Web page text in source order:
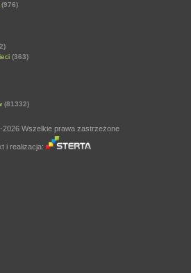
(976)
(363)
(81332)
2026 Wszelkie prawa zastrzeżone
i realizacja: